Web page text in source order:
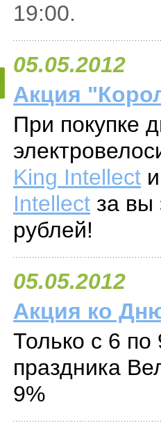
19:00.
05.05.2012
Акция
При покупке
King Intellect
Intellect за вы
рублей!
05.05.2012
Акция ко
Только с 6 по
праздника
9%